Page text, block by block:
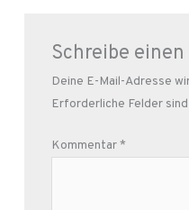
Schreibe
Deine E-Mail-Adresse
Erforderliche Felder
Kommentar*